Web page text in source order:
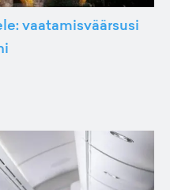
vaatamisväärsusi